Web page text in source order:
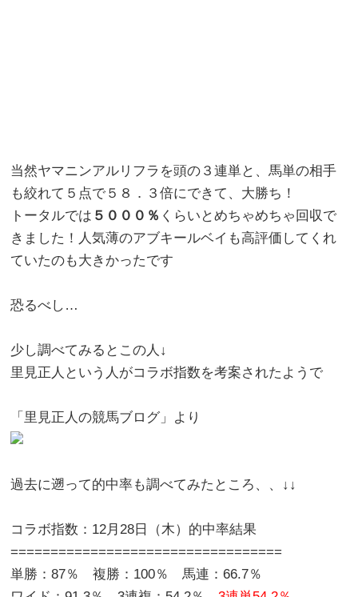
当然ヤマニンアルリフラを頭の３連単と、馬単の相手
も絞れて５点で５８．３倍にできて、大勝ち！
トータルでは ５０００％ くらいとめちゃめちゃ回収で
きました！人気薄のアブキールベイも高評価してくれ
ていたのも大きかったです
恐るべし…
少し調べてみるとこの人↓
里見正人という人がコラボ指数を考案されたようで
「里見正人の競馬ブログ」より
過去に遡って的中率も調べてみたところ、、↓↓
コラボ指数：12月28日（木）的中率結果
==================================
単勝：87％ 複勝：100％ 馬連：66.7％